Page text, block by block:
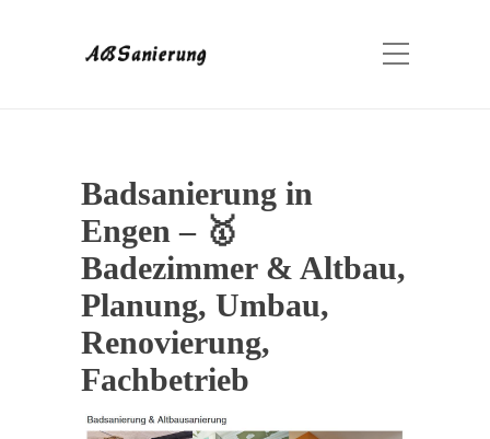
Badsanierung in
Engen – 🥇
Badezimmer & Altbau,
Planung, Umbau,
Renovierung,
Fachbetrieb